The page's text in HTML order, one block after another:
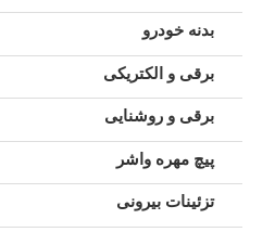
بدنه خودرو
برقی و الکتریکی
برقی و روشنایی
پیچ مهره واشر
تزئینات بیرونی